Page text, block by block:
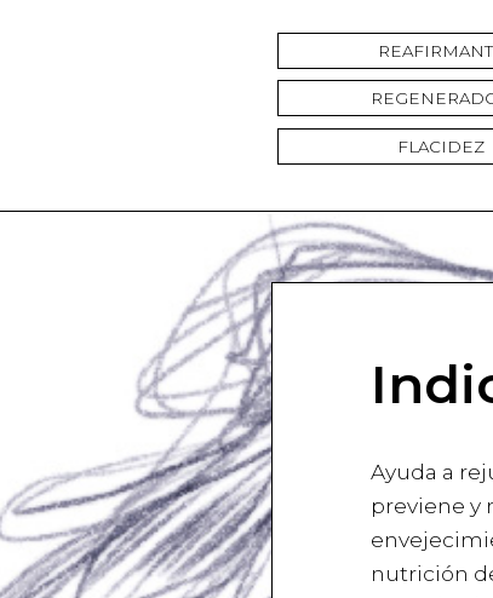
FLACIDEZ
Ayuda a
previene y
nutrición